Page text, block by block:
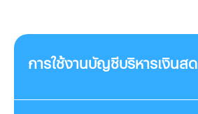
การใช้งานบัญชีบริหารเงินสด